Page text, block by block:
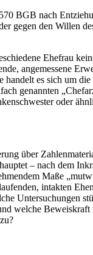
BGB nach
gegen den Willen
Ehefrau
angemessene
handelt es sich um die
genannten
oder
über
– nach dem
Maße
intakten
Untersuchungen
welche Beweiskraft